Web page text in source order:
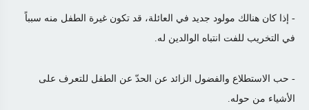
- إذا كان هنالك مولود جديد في العائلة، قد تكون غيرة الطفل منه سبباً
في التخريب للفت انتباه الوالدين له.
- حب الاستطلاع والفضول الزائد عن الحدّ عن الطفل للتعرف على
الأشياء من حوله.